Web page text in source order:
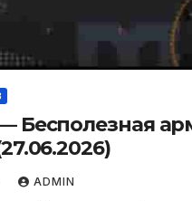
Бесполезная
ADMIN